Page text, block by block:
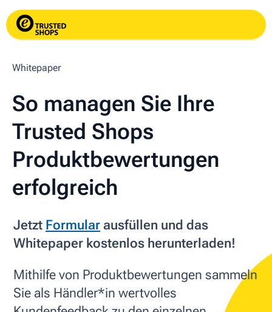
Whitepaper
So managen Sie Ihre
Trusted Shops
Produktbewertungen
erfolgreich
Jetzt Formular ausfüllen und das
Whitepaper kostenlos herunterladen!
Mithilfe von Produktbewertungen sammeln
Sie als Händler*in wertvolles